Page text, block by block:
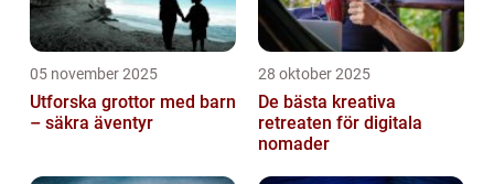
05 november 2025
Utforska grottor med barn
– säkra äventyr
28 oktober 2025
De bästa kreativa
retreaten för digitala
nomader